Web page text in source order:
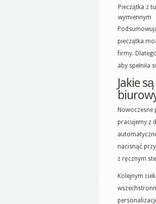
Pieczątka z
wymiennym
pieczątka
firmy.
aby spełniła
Jakie
Nowoczesne
pracujemy z
nacisnąć
z ręcznym
Kolejnym